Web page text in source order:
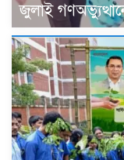
জুলাই